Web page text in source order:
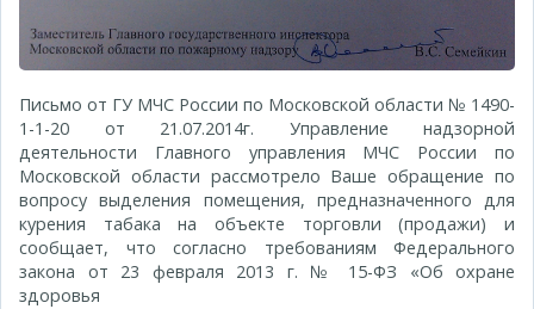
Письмо от ГУ МЧС России по Московской области № 1490-
1-1-20 от 21.07.2014г. Управление надзорной
деятельности Главного управления МЧС России по
Московской области рассмотрело Ваше обращение по
вопросу выделения помещения, предназначенного для
курения табака на объекте торговли (продажи) и
сообщает, что согласно требованиям Федерального
закона от 23 февраля 2013 г. № 15-ФЗ «Об охране
здоровья